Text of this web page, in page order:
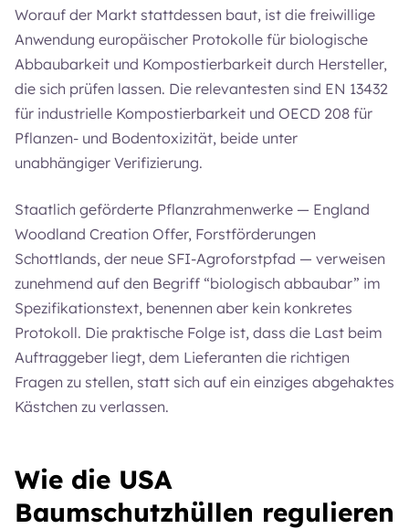
Worauf der Markt stattdessen baut, ist die freiwillige
Anwendung europäischer Protokolle für biologische
Abbaubarkeit und Kompostierbarkeit durch Hersteller,
die sich prüfen lassen. Die relevantesten sind EN 13432
für industrielle Kompostierbarkeit und OECD 208 für
Pflanzen- und Bodentoxizität, beide unter
unabhängiger Verifizierung.
Staatlich geförderte Pflanzrahmenwerke — England
Woodland Creation Offer, Forstförderungen
Schottlands, der neue SFI-Agroforstpfad — verweisen
zunehmend auf den Begriff “biologisch abbaubar” im
Spezifikationstext, benennen aber kein konkretes
Protokoll. Die praktische Folge ist, dass die Last beim
Auftraggeber liegt, dem Lieferanten die richtigen
Fragen zu stellen, statt sich auf ein einziges abgehaktes
Kästchen zu verlassen.
Wie die USA
Baumschutzhüllen regulieren